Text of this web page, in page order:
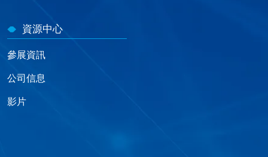
資源中心
參展資訊
公司信息
影片